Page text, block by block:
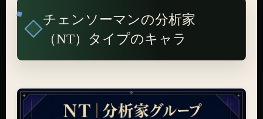
チェンソーマンの分析家
（NT）タイプのキャラ